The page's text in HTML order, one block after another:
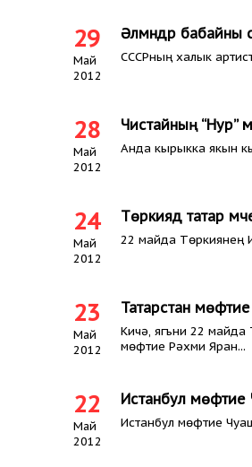
29
Май
2012
Әлмәндәр
СССРның халык
28
Май
2012
Чистайның “Нур”
Анда кырыкка якын
24
Май
2012
Төркиядә татар
22 майда Төркиянең
23
Май
2012
Татарстан
Кичә, ягъни 22
мөфтие Рәхми Яран...
22
Май
2012
Истанбул
Истанбул мөфтие